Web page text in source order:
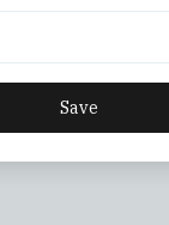
Піднятися нагору
Save